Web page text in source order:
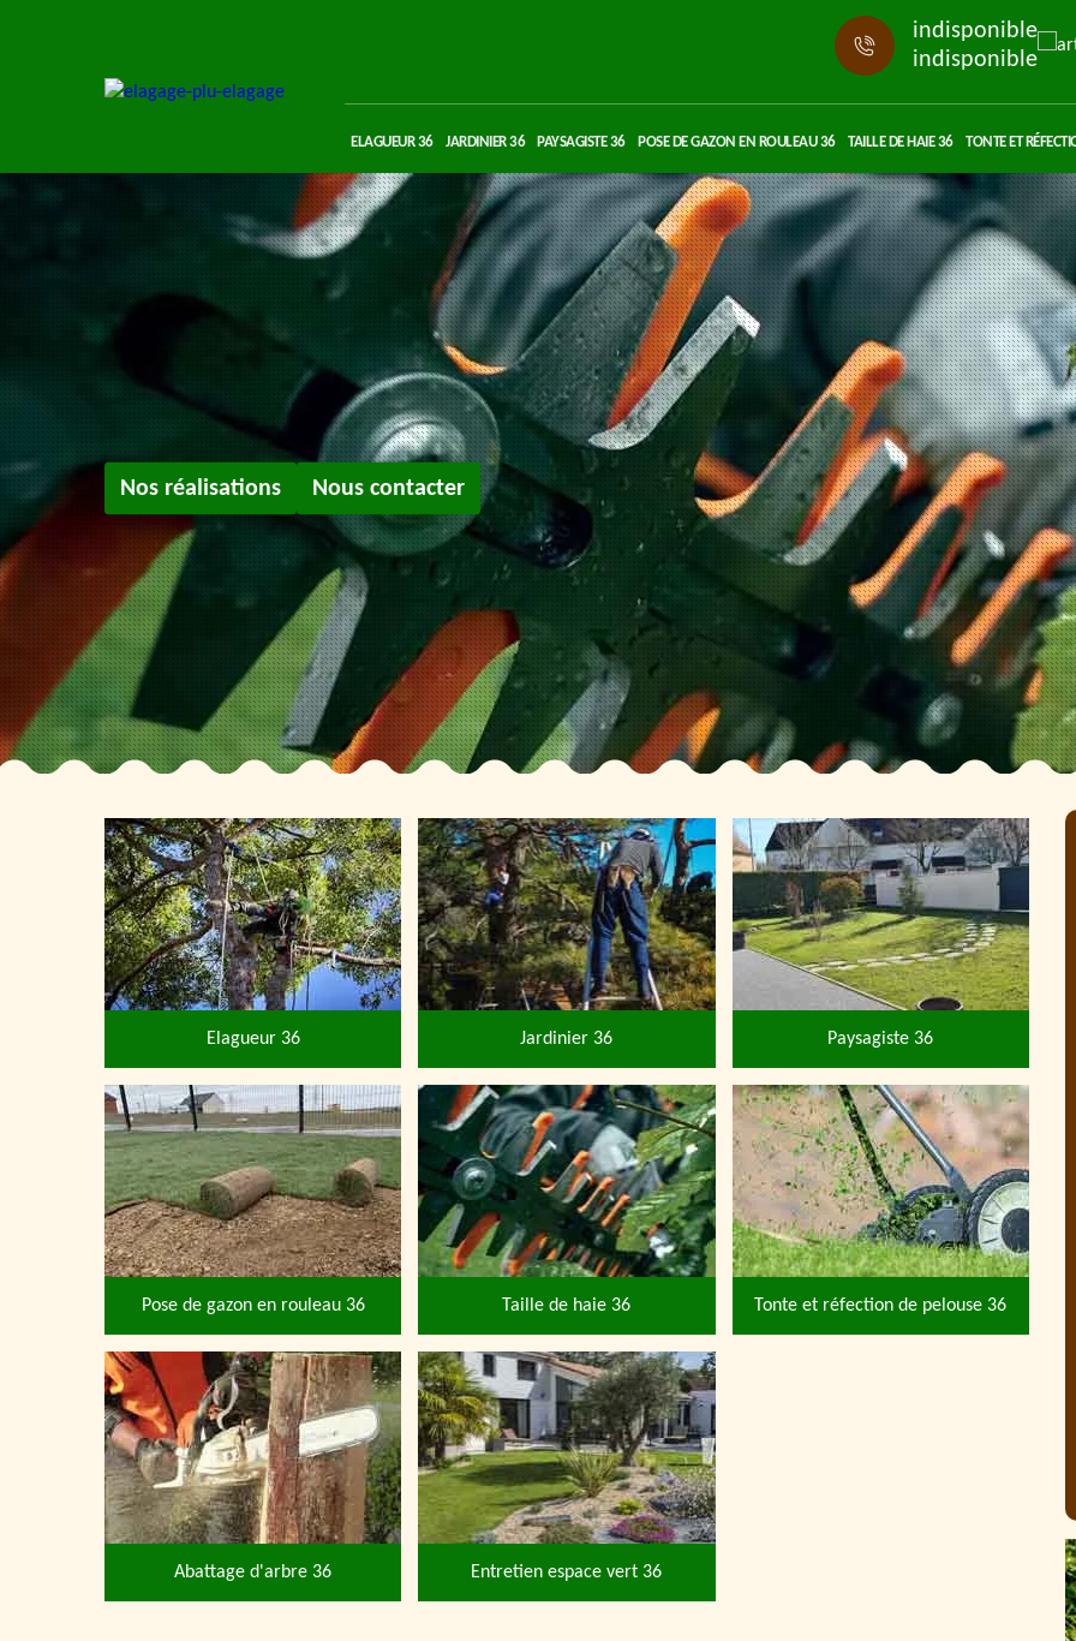
indisponible
indisponible
ELAGUEUR 36 JARDINIER 36 PAYSAGISTE 36 POSE DE GAZON EN ROULEAU 36 TAILLE DE HAIE 36 TONTE ET
Nos réalisations Nous contacter
Elagueur 36 Jardinier 36 Paysagiste 36
Pose de gazon en rouleau 36 Taille de haie 36 Tonte et réfection de pelouse 36
Abattage d'arbre 36 Entretien espace vert 36